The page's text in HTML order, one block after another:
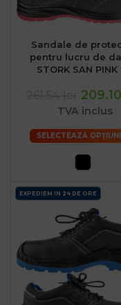
Sandale de
pentru lucru de
STORK SAN PINK
TVA inclus
SELECTEAZĂ
EXPEDIEM IN 24 DE ORE